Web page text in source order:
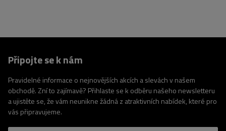
Připojte se k nám
Pravidelné informace o nejnovějších akcích a slevách v našem
obchodě. Zní to zajímavě? Přihlaste se k odběru našeho newsletteru
a ujistěte se, že vám neunikne žádná z atraktivních nabídek, které pro
vás připravujeme.